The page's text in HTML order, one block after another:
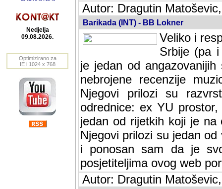
Nedjelja
09.08.2026.
Optimizirano za
IE i 1024 x 768
Autor: Dragutin
Barikada (INT) - BB Lokner
Veliko i
Srbije (pa i
jedan od angazovanijih
nebrojene recenzije
Njegovi prilozi su
odrednice: ex YU
jedan od rijetkih koji je
Njegovi prilozi su jedan
i ponosan sam da je
posjetiteljima ovog web
Autor: Dragutin